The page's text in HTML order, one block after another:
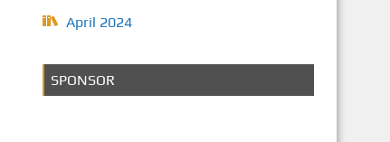
April 2024
SPONSOR